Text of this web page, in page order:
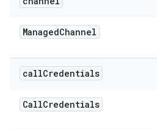
ManagedChannel
callCredentials
CallCredentials